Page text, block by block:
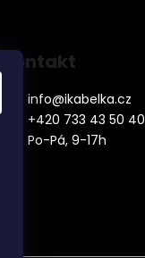
Kontakt
info@ikabelka.cz
+420 733 43 50 40
Po-Pá, 9-17h